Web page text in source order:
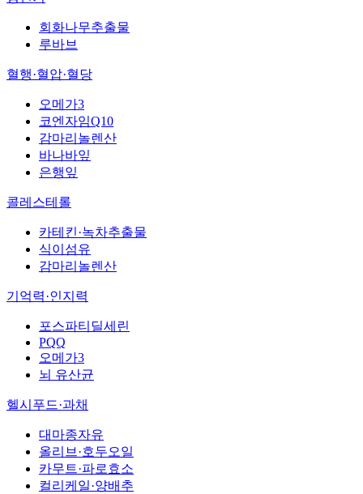
회화나무추출물
루바브
혈행·혈압·혈당
오메가3
코엔자임Q10
감마리놀렌산
바나바잎
은행잎
콜레스테롤
카테킨·녹차추출물
식이섬유
감마리놀렌산
기억력·인지력
포스파티딜세린
PQQ
오메가3
뇌 유산균
헬시푸드·과채
대마종자유
올리브·호두오일
카무트·파로효소
컬리케일·양배추